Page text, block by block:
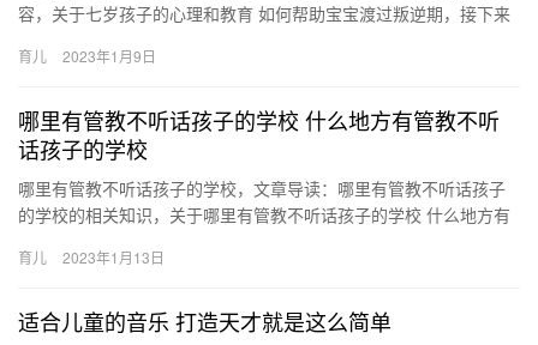
容，关于七岁孩子的心理和教育 如何帮助宝宝渡过叛逆期，接下来
七…
育儿 2023年1月9日
哪里有管教不听话孩子的学校 什么地方有管教不听
话孩子的学校
哪里有管教不听话孩子的学校，文章导读：哪里有管教不听话孩子
的学校的相关知识，关于哪里有管教不听话孩子的学校 什么地方有
门…
育儿 2023年1月13日
适合儿童的音乐 打造天才就是这么简单